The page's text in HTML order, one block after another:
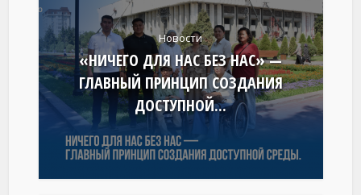
Новости
«НИЧЕГО ДЛЯ НАС БЕЗ НАС» —
ГЛАВНЫЙ ПРИНЦИП СОЗДАНИЯ
ДОСТУПНОЙ...